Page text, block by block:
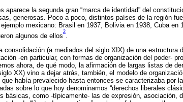
la segunda gran “marca de identidad” del
generosas. Poco a poco, distintos países de la región
mexicano: Brasil en 1937, Bolivia en 1938, Cuba en
algunos de ellos
2
.
consolidación (a mediados del siglo XIX) de una estructura
-en particular, con formas de organización del poder-
ahora, de qué modo, la afirmación de largas listas de
XX) vino a dejar atrás, también, el modelo de
había prevalecido hasta entonces se caracterizaba por
sobre lo que hoy denominamos “derechos liberales
básicas, como -típicamente- las de expresión, asociación,